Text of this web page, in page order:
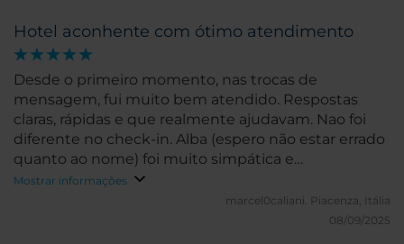
Hotel aconhente com ótimo atendimento
Desde o primeiro momento, nas trocas de
mensagem, fui muito bem atendido. Respostas
claras, rápidas e que realmente ajudavam. Nao foi
diferente no check-in. Alba (espero não estar errado
quanto ao nome) foi muito simpática e
atenciosamente. O quarto era limpo e
aconchegante, dormimos muito bem. Não
experimentamos o café da manhã, porque nossa
Mostrar informações
marcel0caliani.
Piacenza, Itália
08/09/2025